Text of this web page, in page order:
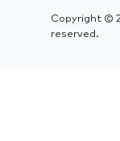
Copyright ©
reserved.